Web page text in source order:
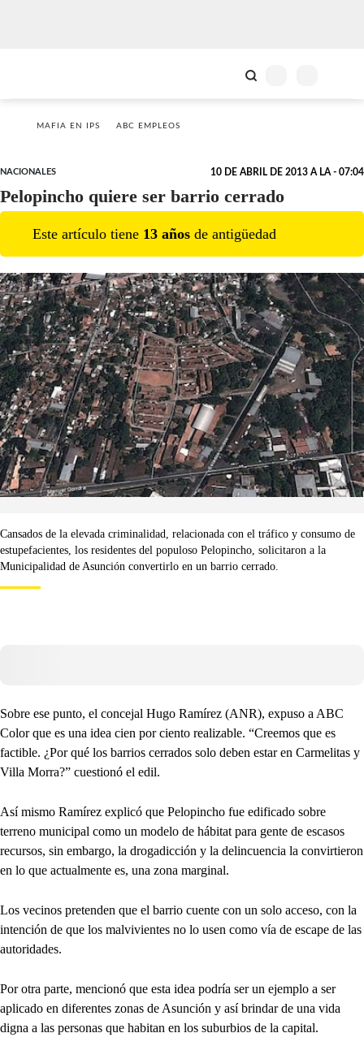
MAFIA EN IPS ABC EMPLEOS
NACIONALES 10 DE ABRIL DE 2013 A LA - 07:04
Pelopincho quiere ser barrio cerrado
Este artículo tiene 13 años de antigüedad
Cansados de la elevada criminalidad, relacionada con el tráfico y consumo de
estupefacientes, los residentes del populoso Pelopincho, solicitaron a la
Municipalidad de Asunción convertirlo en un barrio cerrado.
Sobre ese punto, el concejal Hugo Ramírez (ANR), expuso a ABC
Color que es una idea cien por ciento realizable. “Creemos que es
factible. ¿Por qué los barrios cerrados solo deben estar en Carmelitas y
Villa Morra?” cuestionó el edil.
Así mismo Ramírez explicó que Pelopincho fue edificado sobre
terreno municipal como un modelo de hábitat para gente de escasos
recursos, sin embargo, la drogadicción y la delincuencia la convirtieron
en lo que actualmente es, una zona marginal.
Los vecinos pretenden que el barrio cuente con un solo acceso, con la
intención de que los malvivientes no lo usen como vía de escape de las
autoridades.
Por otra parte, mencionó que esta idea podría ser un ejemplo a ser
aplicado en diferentes zonas de Asunción y así brindar de una vida
digna a las personas que habitan en los suburbios de la capital.